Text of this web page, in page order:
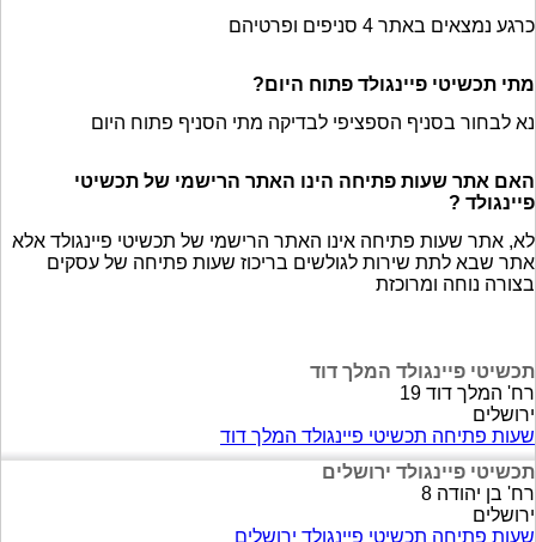
כרגע נמצאים באתר 4 סניפים ופרטיהם
מתי תכשיטי פיינגולד פתוח היום?
נא לבחור בסניף הספציפי לבדיקה מתי הסניף פתוח היום
האם אתר שעות פתיחה הינו האתר הרישמי של תכשיטי
פיינגולד ?
לא, אתר שעות פתיחה אינו האתר הרישמי של תכשיטי פיינגולד אלא
אתר שבא לתת שירות לגולשים בריכוז שעות פתיחה של עסקים
בצורה נוחה ומרוכזת
תכשיטי פיינגולד המלך דוד
רח' המלך דוד 19
ירושלים
שעות פתיחה תכשיטי פיינגולד המלך דוד
תכשיטי פיינגולד ירושלים
רח' בן יהודה 8
ירושלים
שעות פתיחה תכשיטי פיינגולד ירושלים